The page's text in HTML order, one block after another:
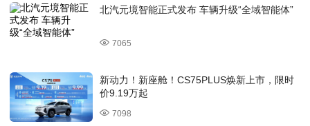
北汽元境智能正式发布 车辆升级“全域智能体”
7065
新动力！新座舱！CS75PLUS焕新上市，限时
价9.19万起
7098